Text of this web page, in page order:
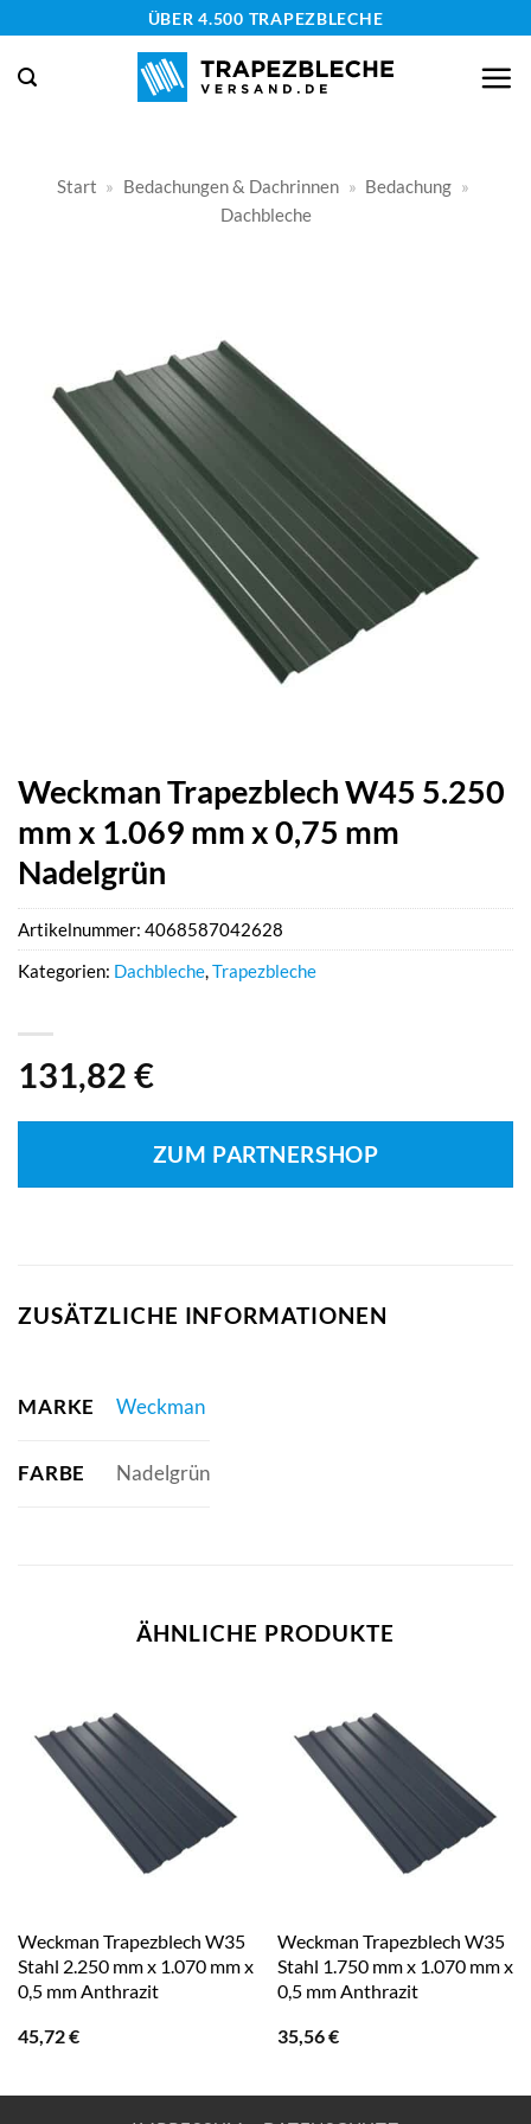
springen
ÜBER 4.500 TRAPEZBLECHE
Start » Bedachungen & Dachrinnen » Bedachung »
Dachbleche
Weckman Trapezblech W45 5.250
mm x 1.069 mm x 0,75 mm
Nadelgrün
131,82 €
ZUM PARTNERSHOP
Artikelnummer: 4068587042628
Kategorien: Dachbleche,Trapezbleche
ZUSÄTZLICHE INFORMATIONEN
MARKE Weckman
FARBE Nadelgrün
ÄHNLICHE PRODUKTE
Weckman Trapezblech W35
Stahl 2.250 mm x 1.070 mm x
0,5 mm Anthrazit
45,72€
Weckman Trapezblech W35
Stahl 1.750 mm x 1.070 mm x
0,5 mm Anthrazit
35,56€